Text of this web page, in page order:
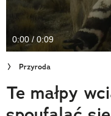
Newsletter
Cuda Polski
Wielki Konkurs
Trendbook Podróżniczy
0:00 / 0:09
Przyroda
Te małpy